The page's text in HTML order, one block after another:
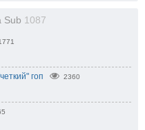
Sub 1087
гоп 2360